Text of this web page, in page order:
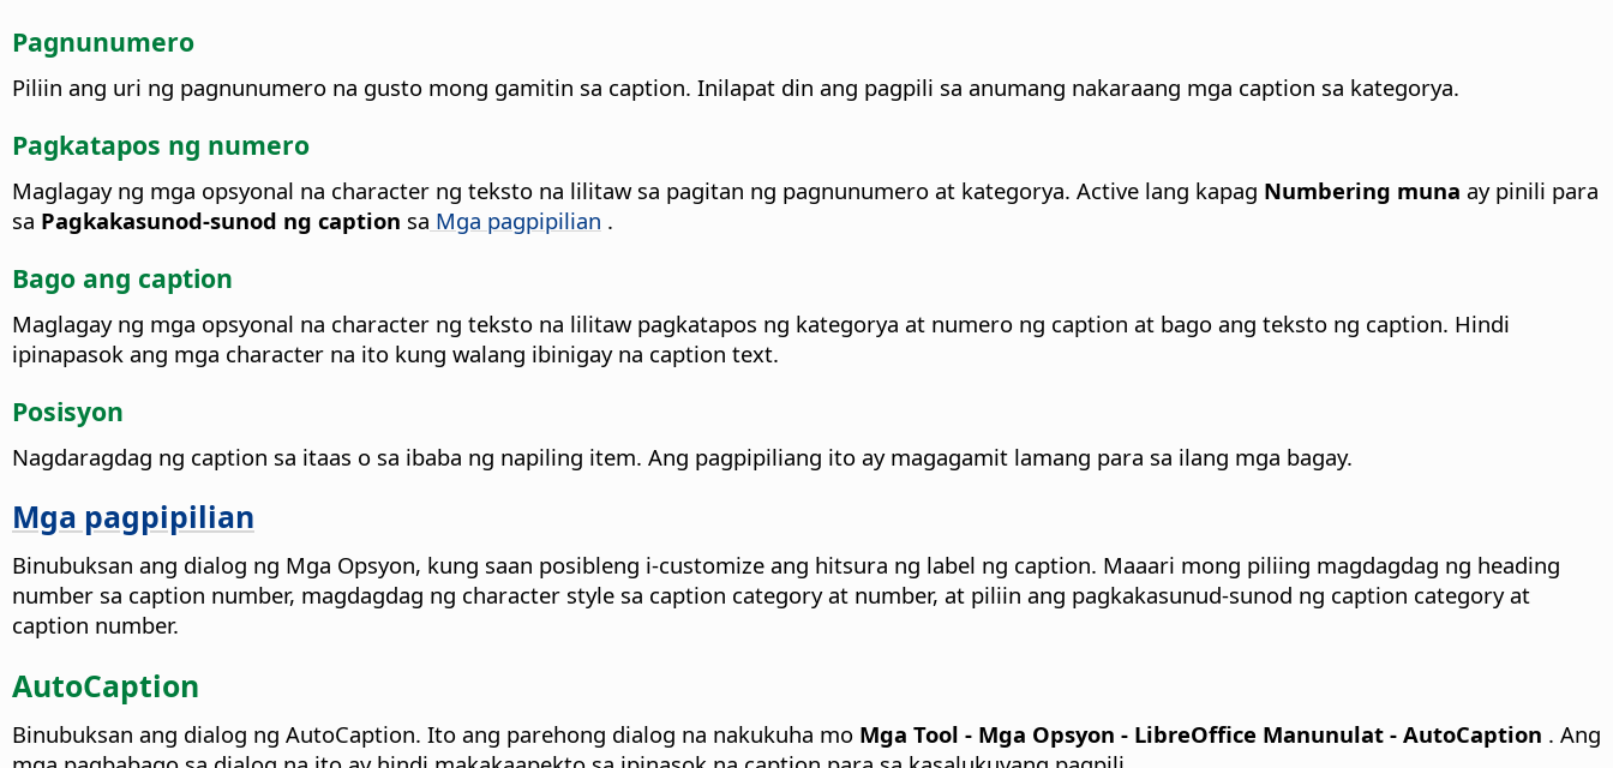
Pagnunumero
Piliin ang uri ng pagnunumero na gusto mong gamitin sa caption. Inilapat din ang pagpili sa anumang nakaraang mga caption sa kategorya.
Pagkatapos ng numero
Maglagay ng mga opsyonal na character ng teksto na lilitaw sa pagitan ng pagnunumero at kategorya. Active lang kapag Numbering muna ay pinili para
sa Pagkakasunod-sunod ng caption sa Mga pagpipilian .
Bago ang caption
Maglagay ng mga opsyonal na character ng teksto na lilitaw pagkatapos ng kategorya at numero ng caption at bago ang teksto ng caption. Hindi
ipinapasok ang mga character na ito kung walang ibinigay na caption text.
Posisyon
Nagdaragdag ng caption sa itaas o sa ibaba ng napiling item. Ang pagpipiliang ito ay magagamit lamang para sa ilang mga bagay.
Mga pagpipilian
Binubuksan ang dialog ng Mga Opsyon, kung saan posibleng i-customize ang hitsura ng label ng caption. Maaari mong piliing magdagdag ng heading
number sa caption number, magdagdag ng character style sa caption category at number, at piliin ang pagkakasunud-sunod ng caption category at
caption number.
AutoCaption
Binubuksan ang dialog ng AutoCaption. Ito ang parehong dialog na nakukuha mo Mga Tool - Mga Opsyon - LibreOffice Manunulat - AutoCaption . Ang